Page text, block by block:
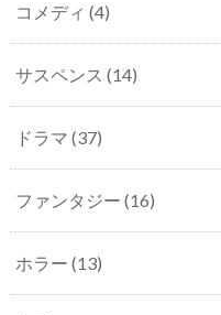
コメディ (4)
サスペンス (14)
ドラマ (37)
ファンタジー (16)
ホラー (13)